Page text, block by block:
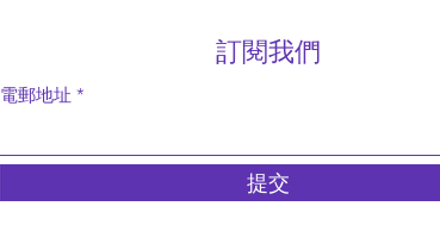
​訂閱我們
電郵地址
提交